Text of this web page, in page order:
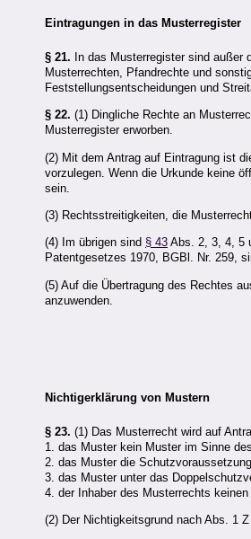
Eintragungen in das Musterregister
§ 21. In das Musterregister sind außer
Musterrechten, Pfandrechte und
Feststellungsentscheidungen und
§ 22. (1) Dingliche Rechte an
Musterregister erworben.
(2) Mit dem Antrag auf Eintragung ist
vorzulegen. Wenn die Urkunde keine
sein.
(3) Rechtsstreitigkeiten, die
(4) Im übrigen sind § 43 Abs. 2, 3, 4, 5
Patentgesetzes 1970, BGBl. Nr. 259,
(5) Auf die Übertragung des Rechtes
anzuwenden.
Nichtigerklärung von Mustern
§ 23. (1) Das Musterrecht wird auf
1. das Muster kein Muster im Sinne des
2. das Muster die
3. das Muster unter das
4. der Inhaber des Musterrechts
(2) Der Nichtigkeitsgrund nach Abs. 1